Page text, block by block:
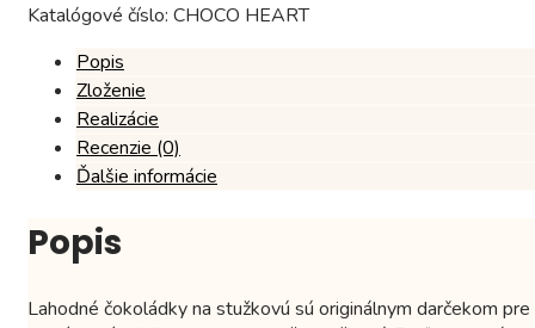
Katalógové číslo: CHOCO HEART
Popis
Zloženie
Realizácie
Recenzie (0)
Ďalšie informácie
Popis
Lahodné čokoládky na stužkovú sú originálnym darčekom pre